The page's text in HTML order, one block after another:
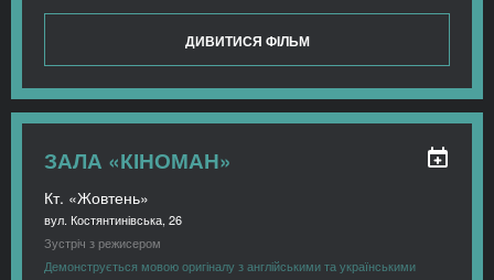
ДИВИТИСЯ ФІЛЬМ
ЗАЛА «КІНОМАН»
Кт. «Жовтень»
вул. Костянтинівська, 26
Зустріч з режисером
Демонструється мовою оригіналу з англійськими та українськими